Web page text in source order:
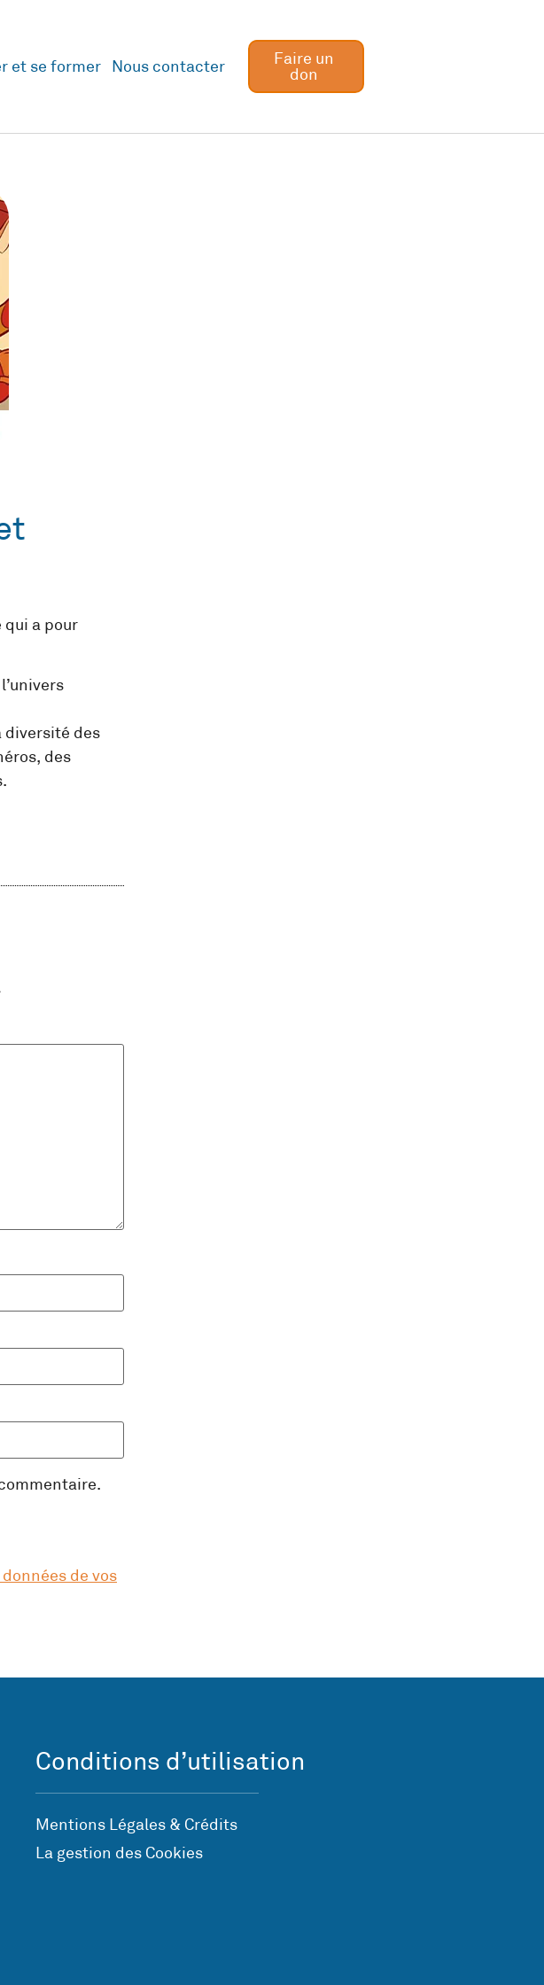
et se former Nous contacter
Faire un
don
a pour
diversité des
des
de vos
Conditions d’utilisation
Mentions Légales & Crédits
La gestion des Cookies